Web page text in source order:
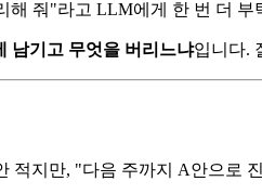
해 줘"라고 LLM에게 한 번 더 부
남기고 무엇을 버리느냐입니다.
지만, "다음 주까지 A안으로